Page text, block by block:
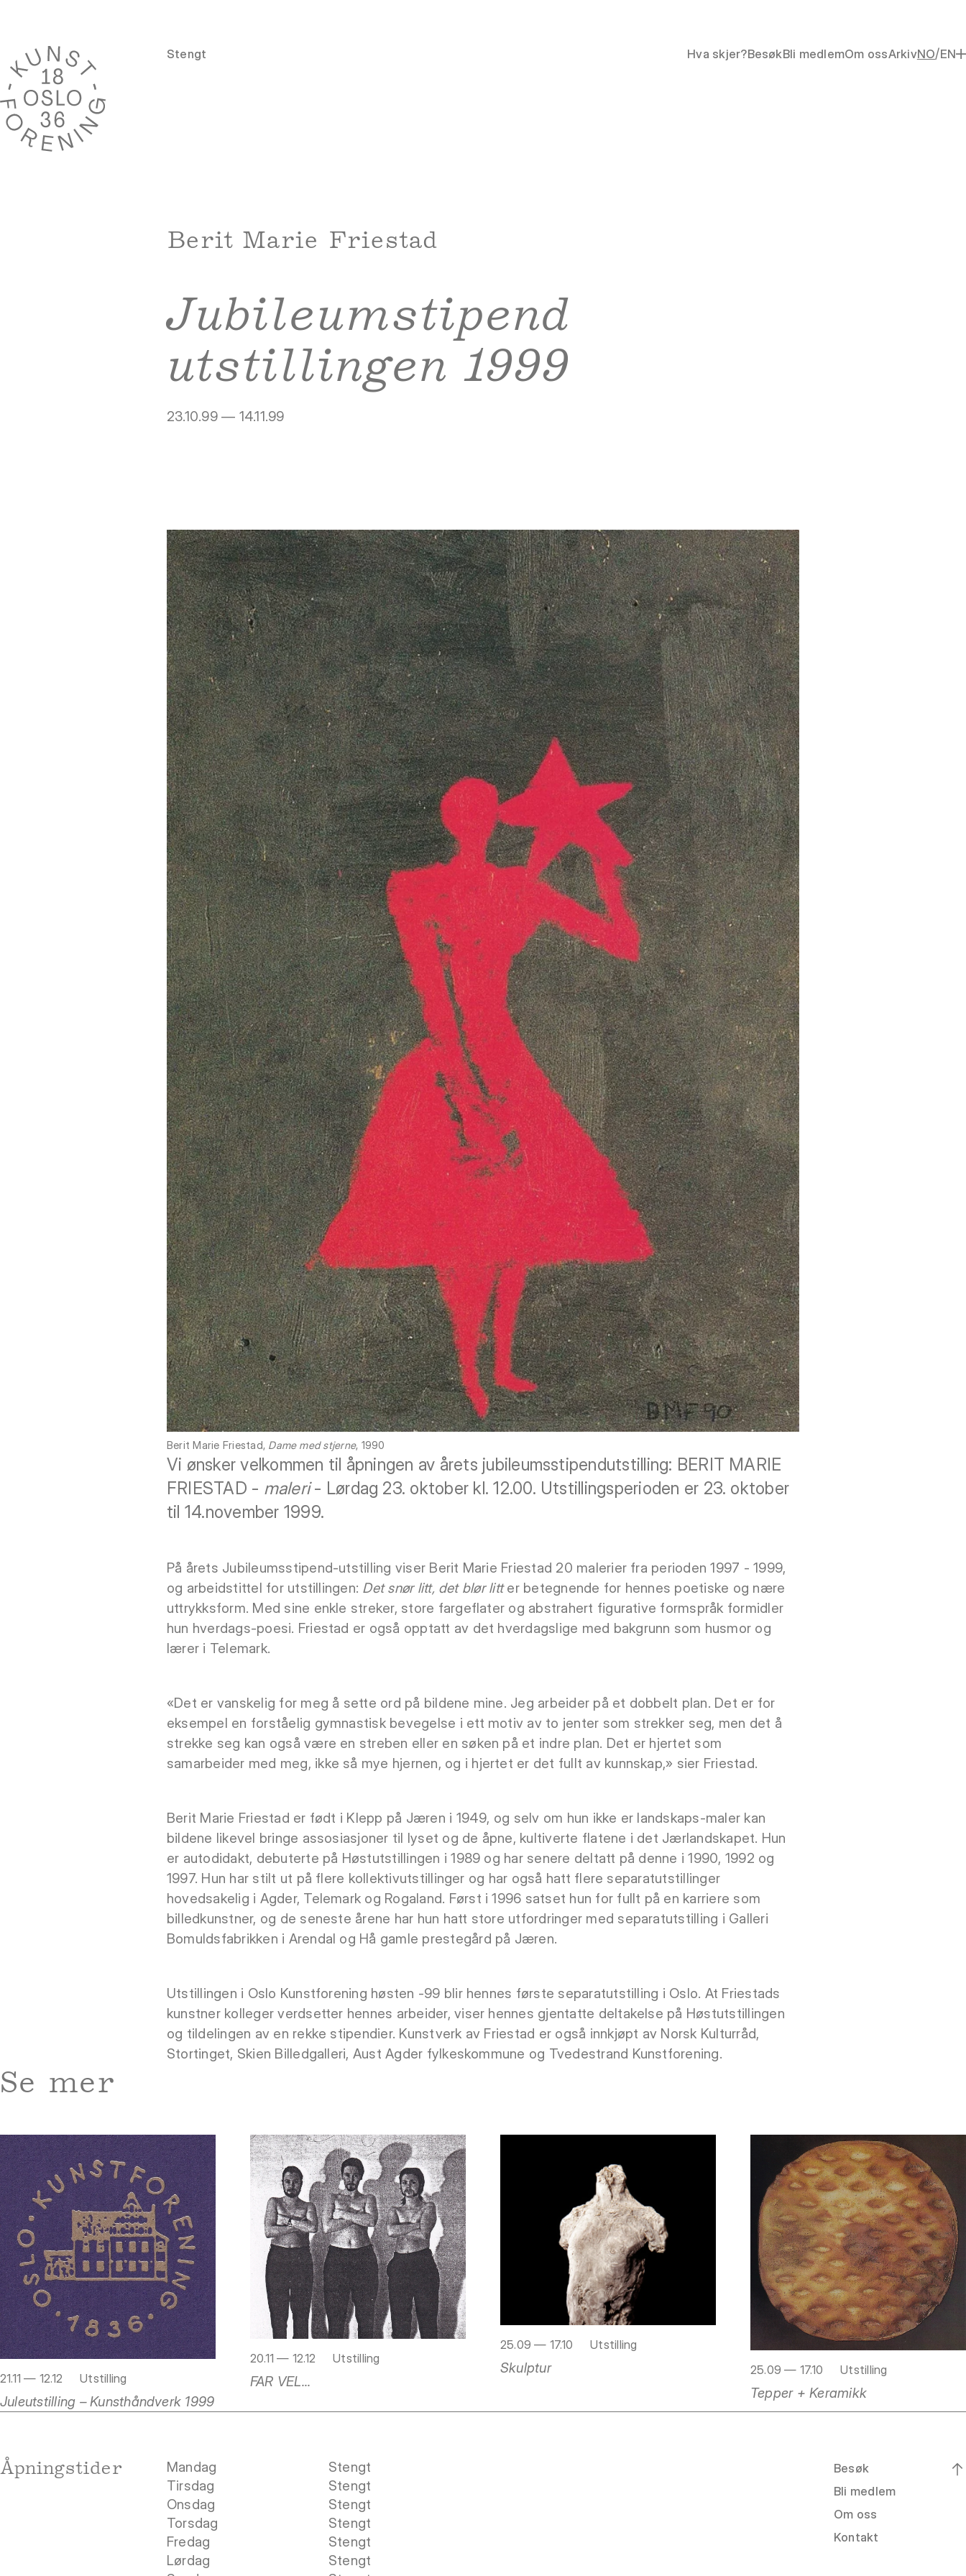
Stengt Hva skjer?BesøkBli medlemOm ossArkivNO/EN
Berit Marie Friestad
Jubileumstipend
utstillingen 1999
23.10.99 — 14.11.99
Berit Marie Friestad, Dame med stjerne, 1990
Vi ønsker velkommen til åpningen av årets jubileumsstipendutstilling: BERIT MARIE
FRIESTAD - maleri- Lørdag 23. oktober kl. 12.00. Utstillingsperioden er 23. oktober
til 14.november 1999.
På årets Jubileumsstipend-utstilling viser Berit Marie Friestad 20 malerier fra perioden 1997 - 1999,
og arbeidstittel for utstillingen: Det snør litt, det blør litter betegnende for hennes poetiske og nære
uttrykksform. Med sine enkle streker, store fargeflater og abstrahert figurative formspråk formidler
hun hverdags-poesi. Friestad er også opptatt av det hverdagslige med bakgrunn som husmor og
lærer i Telemark.
«Det er vanskelig for meg å sette ord på bildene mine. Jeg arbeider på et dobbelt plan. Det er for
eksempel en forståelig gymnastisk bevegelse i ett motiv av to jenter som strekker seg, men det å
strekke seg kan også være en streben eller en søken på et indre plan. Det er hjertet som
samarbeider med meg, ikke så mye hjernen, og i hjertet er det fullt av kunnskap,» sier Friestad.
Berit Marie Friestad er født i Klepp på Jæren i 1949, og selv om hun ikke er landskaps-maler kan
bildene likevel bringe assosiasjoner til lyset og de åpne, kultiverte flatene i det Jærlandskapet. Hun
er autodidakt, debuterte på Høstutstillingen i 1989 og har senere deltatt på denne i 1990, 1992 og
1997. Hun har stilt ut på flere kollektivutstillinger og har også hatt flere separatutstillinger
hovedsakelig i Agder, Telemark og Rogaland. Først i 1996 satset hun for fullt på en karriere som
billedkunstner, og de seneste årene har hun hatt store utfordringer med separatutstilling i Galleri
Bomuldsfabrikken i Arendal og Hå gamle prestegård på Jæren.
Utstillingen i Oslo Kunstforening høsten -99 blir hennes første separatutstilling i Oslo. At Friestads
kunstner kolleger verdsetter hennes arbeider, viser hennes gjentatte deltakelse på Høstutstillingen
og tildelingen av en rekke stipendier. Kunstverk av Friestad er også innkjøpt av Norsk Kulturråd,
Stortinget, Skien Billedgalleri, Aust Agder fylkeskommune og Tvedestrand Kunstforening.
Se mer
21.11 — 12.12 Utstilling
Juleutstilling – Kunsthåndverk 1999
20.11 — 12.12 Utstilling
FAR VEL...
25.09 — 17.10 Utstilling
Skulptur 25.09 — 17.10 Utstilling
Tepper + Keramikk
Åpningstider Mandag
Stengt
Tirsdag
Stengt
Onsdag
Stengt
Torsdag
Stengt
Fredag
Stengt
Lørdag
Stengt
Besøk
Bli medlem
Om oss
Kontakt